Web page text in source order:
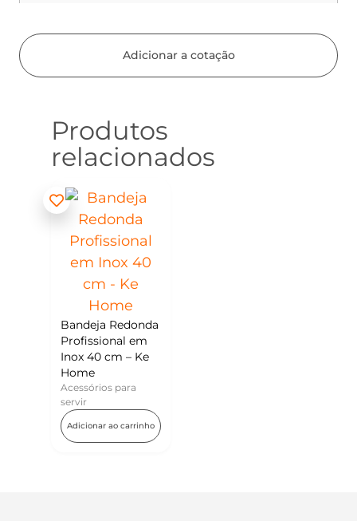
Adicionar a cotação
Produtos
relacionados
Bandeja Redonda
Profissional em
Inox 40 cm – Ke
Home
Acessórios para
servir
Adicionar ao carrinho